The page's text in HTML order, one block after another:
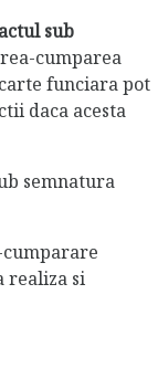
sub
cumparea
funciara pot
daca acesta
semnatura
realiza si